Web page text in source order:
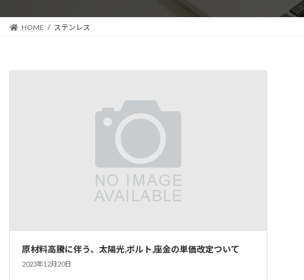
HOME ステンレス
原材料高騰に伴う、太陽光,ボルト,座金の単価改定ついて
2023年12月20日